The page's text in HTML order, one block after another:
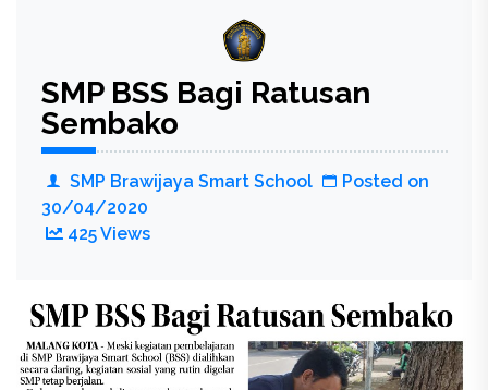
SMP BSS Bagi Ratusan
Sembako
SMP Brawijaya Smart School
Posted on
30/04/2020
425 Views